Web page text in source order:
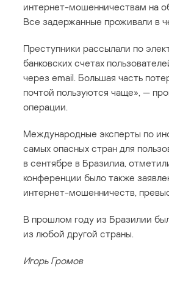
интернет-мошенничествам на
Все задержанные проживали в
Преступники рассылали по
банковских счетах
через email. Большая часть
почтой пользуются чаще», —
операции.
Международные эксперты по
самых опасных стран для
в сентябре в Бразилиа,
конференции было также
интернет-мошенничеств,
В прошлом году из Бразилии
из любой другой страны.
Игорь Громов